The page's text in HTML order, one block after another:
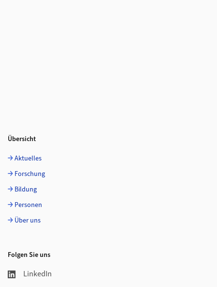
Übersicht
Aktuelles
Forschung
Bildung
Personen
Über uns
Folgen Sie uns
LinkedIn